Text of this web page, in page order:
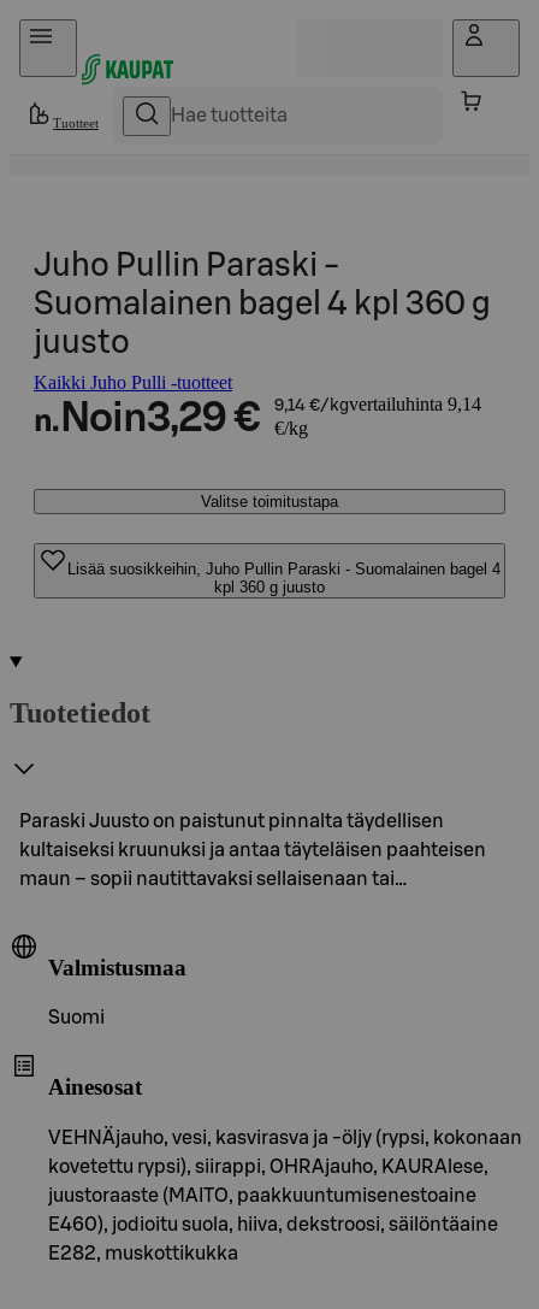
Hyppää sisältöön
Tuotteet
Juho Pullin Paraski -
Suomalainen bagel 4 kpl 360 g
juusto
Kaikki Juho Pulli -tuotteet
n. Noin3,29 € 9,14 €/kgvertailuhinta 9,14
€/kg
Valitse toimitustapa
Lisää suosikkeihin, Juho Pullin Paraski - Suomalainen bagel 4
kpl 360 g juusto
Tuotetiedot
Paraski Juusto on paistunut pinnalta täydellisen
kultaiseksi kruunuksi ja antaa täyteläisen paahteisen
maun – sopii nautittavaksi sellaisenaan tai…
Valmistusmaa
Suomi
Ainesosat
VEHNÄjauho, vesi, kasvirasva ja -öljy (rypsi, kokonaan
kovetettu rypsi), siirappi, OHRAjauho, KAURAlese,
juustoraaste (MAITO, paakkuuntumisenestoaine
E460), jodioitu suola, hiiva, dekstroosi, säilöntäaine
E282, muskottikukka